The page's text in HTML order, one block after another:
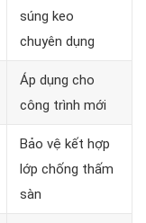
súng keo
chuyên dụng
Áp dụng cho
công trình mới
Bảo vệ kết hợp
lớp chống thấm
sàn